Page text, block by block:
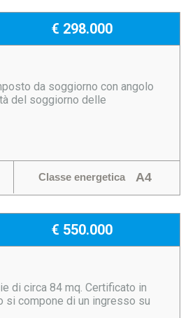
€ 298.000
da soggiorno con angolo
del soggiorno delle
Classe energetica A4
€ 550.000
di circa 84 mq. Certificato in
compone di un ingresso su